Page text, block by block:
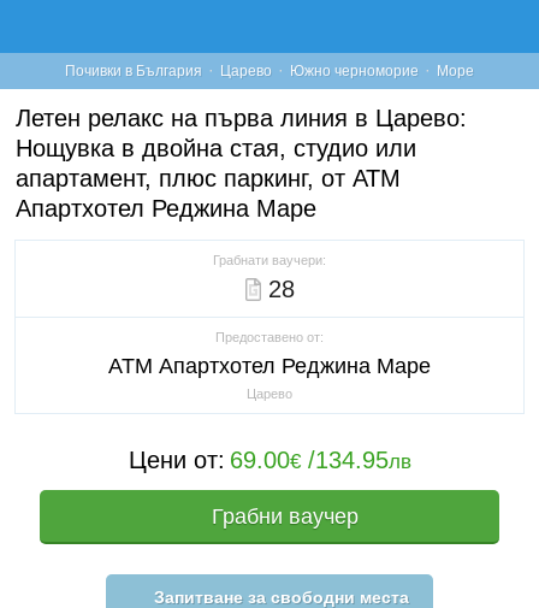
Почивки в България · Царево · Южно черноморие · Море
Летен релакс на първа линия в Царево:
Нощувка в двойна стая, студио или
апартамент, плюс паркинг, от АТМ
Апартхотел Реджина Маре
Грабнати ваучери:
28
Предоставено от:
ATM Апартхотел Реджина Маре
Царево
Цени от: 69.00€/134.95лв
Грабни ваучер
Запитване за свободни места